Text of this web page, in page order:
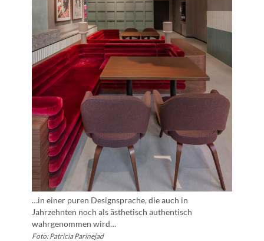
…in einer puren Designsprache, die auch in
Jahrzehnten noch als ästhetisch authentisch
wahrgenommen wird…
Foto: Patricia Parinejad